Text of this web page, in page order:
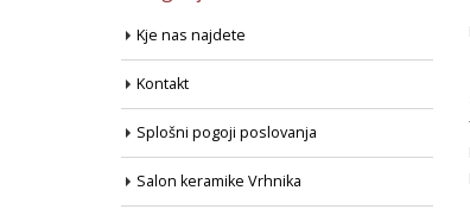
Kje nas najdete
Kontakt
Splošni pogoji poslovanja
Salon keramike Vrhnika